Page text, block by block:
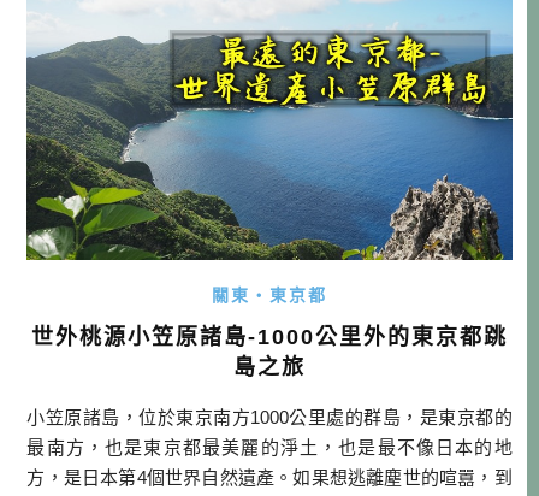
關東・東京都
世外桃源小笠原諸島-1000公里外的東京都跳
島之旅
小笠原諸島，位於東京南方1000公里處的群島，是東京都的
最南方，也是東京都最美麗的淨土，也是最不像日本的地
方，是日本第4個世界自然遺產。如果想逃離塵世的喧囂，到